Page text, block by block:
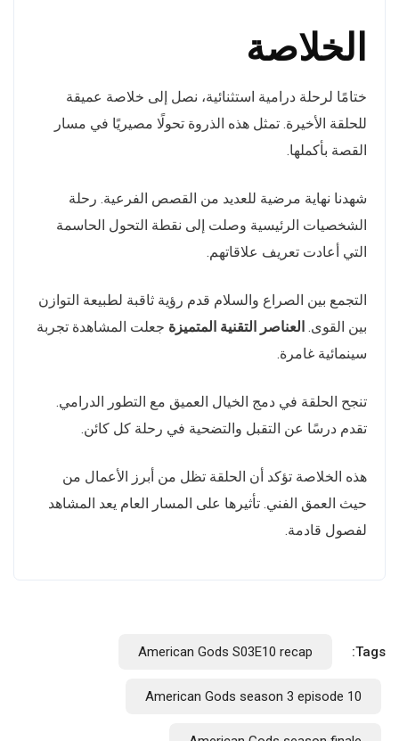
الخلاصة
ختامًا لرحلة درامية استثنائية، نصل إلى خلاصة عميقة
للحلقة الأخيرة. تمثل هذه الذروة تحولًا مصيريًا في مسار
القصة بأكملها.
شهدنا نهاية مرضية للعديد من القصص الفرعية. رحلة
الشخصيات الرئيسية وصلت إلى نقطة التحول الحاسمة
التي أعادت تعريف علاقاتهم.
التجمع بين الصراع والسلام قدم رؤية ثاقبة لطبيعة التوازن
بين القوى. العناصر التقنية المتميزة جعلت المشاهدة تجربة
سينمائية غامرة.
تنجح الحلقة في دمج الخيال العميق مع التطور الدرامي.
تقدم درسًا عن التقبل والتضحية في رحلة كل كائن.
هذه الخلاصة تؤكد أن الحلقة تظل من أبرز الأعمال من
حيث العمق الفني. تأثيرها على المسار العام يعد المشاهد
لفصول قادمة.
Tags:
American Gods S03E10 recap
American Gods season 3 episode 10